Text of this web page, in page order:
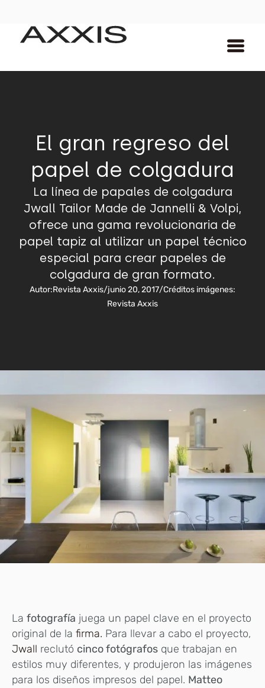
El gran regreso del
papel de colgadura
La línea de papales de colgadura
Jwall Tailor Made de Jannelli & Volpi,
ofrece una gama revolucionaria de
papel tapiz al utilizar un papel técnico
especial para crear papeles de
colgadura de gran formato.
Autor:Revista Axxis/junio 20, 2017/Créditos imágenes:
Revista Axxis
La fotografía juega un papel clave en el proyecto
original de la firma. Para llevar a cabo el proyecto,
Jwall reclutó cinco fotógrafos que trabajan en
estilos muy diferentes, y produjeron las imágenes
para los diseños impresos del papel. Matteo